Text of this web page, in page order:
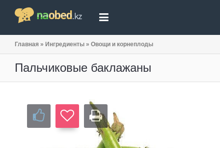
Главная » Ингредиенты » Овощи и корнеплоды
Пальчиковые баклажаны